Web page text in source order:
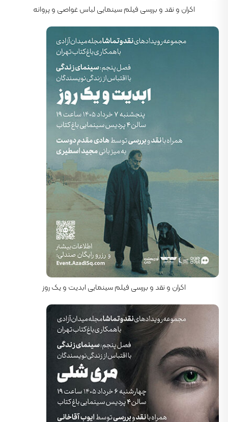
اکران و نقد و بررسی فیلم سینمایی لباس غواصی و پروانه
کارگردان: تئو آنجلوپولوس
اکران و نقد و بررسی فیلم سینمایی ابدیت و یک روز